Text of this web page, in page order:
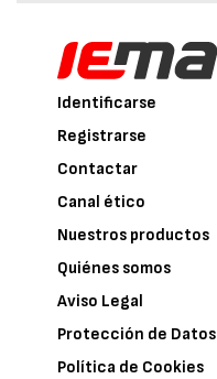
Identificarse
Registrarse
Contactar
Canal ético
Nuestros productos
Quiénes somos
Aviso Legal
Protección de Datos
Política de Cookies